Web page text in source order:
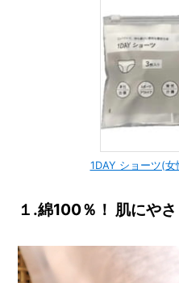
1DAY ショーツ(
１.綿100％！ 肌にや